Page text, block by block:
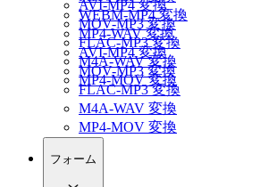
AVI-MP4 変換
MOV-MP3 変換
FLAC-MP3 変換
M4A-WAV 変換
MP4-MOV 変換
WEBM-MP4 変換
MP4-WAV 変換
AVI-MP4 変換
MOV-MP3 変換
FLAC-MP3 変換
M4A-WAV 変換
MP4-MOV 変換
フォーム